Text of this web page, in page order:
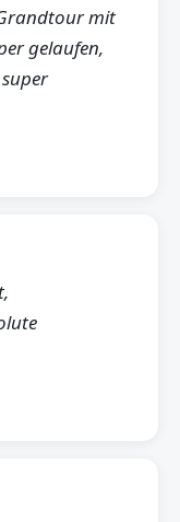
mit
gelaufen,